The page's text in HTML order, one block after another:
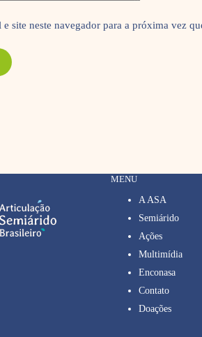
site neste navegador para a próxima vez
MENU
A ASA
Semiárido
Ações
Multimídia
Enconasa
Contato
Doações